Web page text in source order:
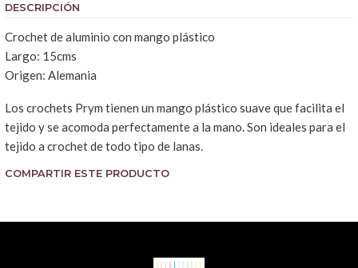
DESCRIPCIÓN
Crochet de aluminio con mango plástico
Largo: 15cms
Origen: Alemania
Los crochets Prym tienen un mango plástico suave que facilita el
tejido y se acomoda perfectamente a la mano. Son ideales para el
tejido a crochet de todo tipo de lanas.
COMPARTIR ESTE PRODUCTO